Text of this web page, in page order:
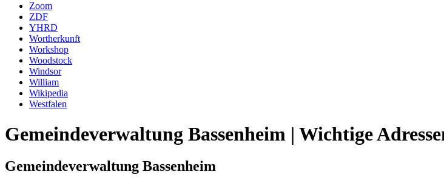
Zoom
ZDF
YHRD
Wortherkunft
Workshop
Woodstock
Windsor
William
Wikipedia
Westfalen
Gemeindeverwaltung Bassenheim | Wichtige
Gemeindeverwaltung Bassenheim